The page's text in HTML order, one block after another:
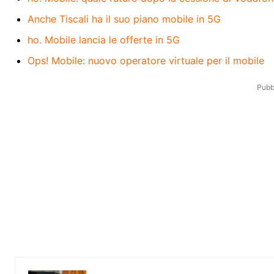
Anche Tiscali ha il suo piano mobile in 5G
ho. Mobile lancia le offerte in 5G
Ops! Mobile: nuovo operatore virtuale per il mobile